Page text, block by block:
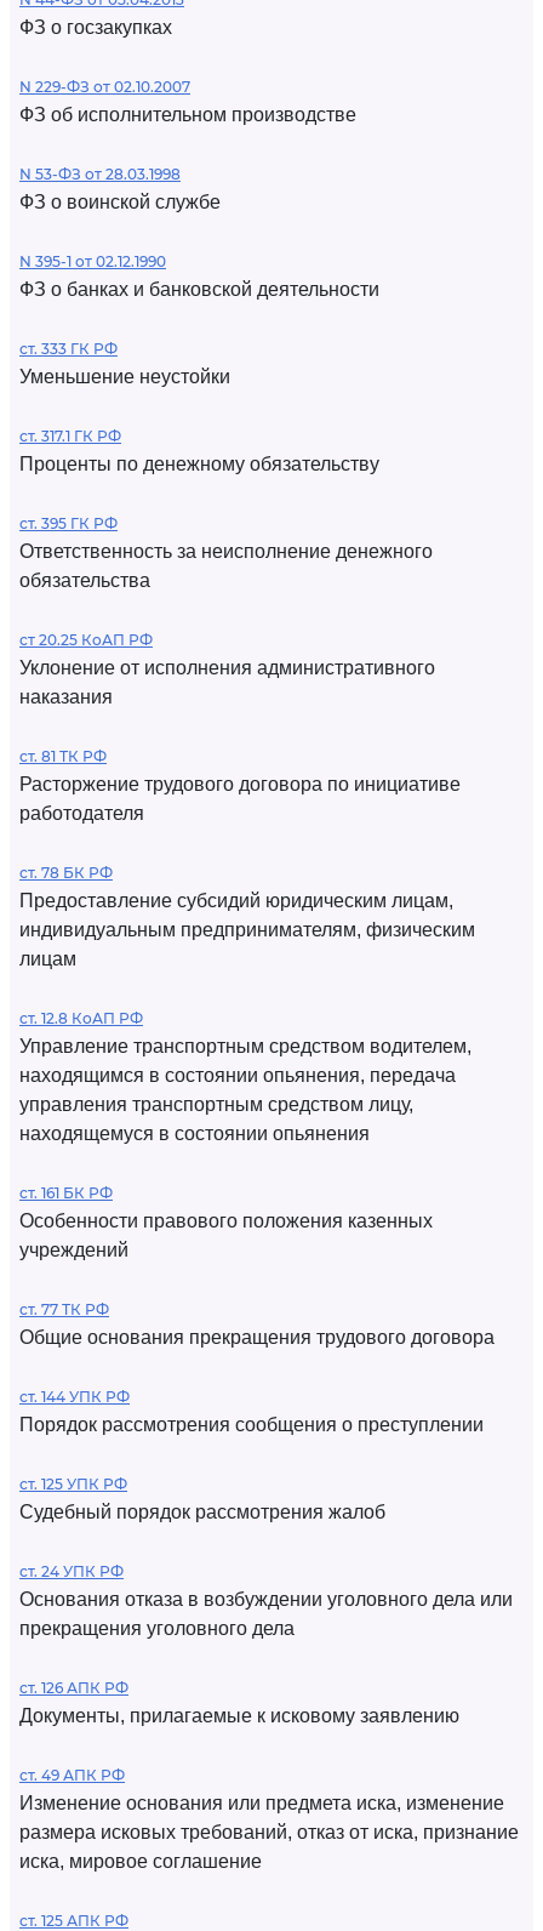
ФЗ о госзакупках
N 229-ФЗ от 02.10.2007
ФЗ об исполнительном производстве
N 53-ФЗ от 28.03.1998
ФЗ о воинской службе
N 395-1 от 02.12.1990
ФЗ о банках и банковской деятельности
ст. 333 ГК РФ
Уменьшение неустойки
ст. 317.1 ГК РФ
Проценты по денежному обязательству
ст. 395 ГК РФ
Ответственность за неисполнение денежного
обязательства
ст 20.25 КоАП РФ
Уклонение от исполнения административного
наказания
ст. 81 ТК РФ
Расторжение трудового договора по инициативе
работодателя
ст. 78 БК РФ
Предоставление субсидий юридическим лицам,
индивидуальным предпринимателям, физическим
лицам
ст. 12.8 КоАП РФ
Управление транспортным средством водителем,
находящимся в состоянии опьянения, передача
управления транспортным средством лицу,
находящемуся в состоянии опьянения
ст. 161 БК РФ
Особенности правового положения казенных
учреждений
ст. 77 ТК РФ
Общие основания прекращения трудового договора
ст. 144 УПК РФ
Порядок рассмотрения сообщения о преступлении
ст. 125 УПК РФ
Судебный порядок рассмотрения жалоб
ст. 24 УПК РФ
Основания отказа в возбуждении уголовного дела или
прекращения уголовного дела
ст. 126 АПК РФ
Документы, прилагаемые к исковому заявлению
ст. 49 АПК РФ
Изменение основания или предмета иска, изменение
размера исковых требований, отказ от иска, признание
иска, мировое соглашение
ст. 125 АПК РФ